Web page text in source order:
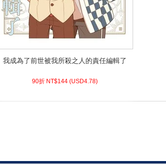
我成為了前世被我所殺之人的責任編輯了
90折 NT$144 (USD4.78)